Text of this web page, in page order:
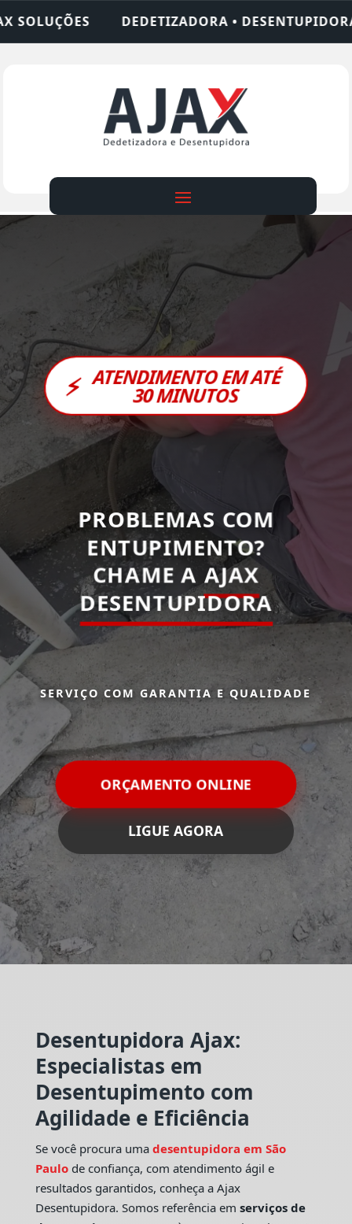
• DESENTUPIDORA • LIMPEZA DE FOSSA
⚡ ATENDIMENTO EM ATÉ
30 MINUTOS
PROBLEMAS COM
ENTUPIMENTO?
CHAME A AJAX
DESENTUPIDORA
SERVIÇO COM GARANTIA E QUALIDADE
ORÇAMENTO ONLINE
LIGUE AGORA
Desentupidora Ajax:
Especialistas em
Desentupimento com
Agilidade e Eficiência
Se você procura uma desentupidora em São
Paulo de confiança, com atendimento ágil e
resultados garantidos, conheça a Ajax
Desentupidora. Somos referência em serviços de